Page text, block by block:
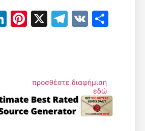
LinkedIn
Pinterest
X Telegram
VK
προσθέστε διαφήμιση
εδώ